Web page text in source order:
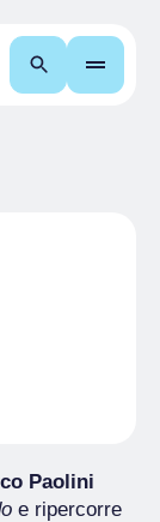
Cerca
Paolini
e ripercorre